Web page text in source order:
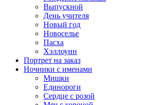
Выпускной
День учителя
Новый год
Новоселье
Пасха
Хэллоуин
Портрет на заказ
Ночники с именами
Мишки
Единороги
Сердце с розой